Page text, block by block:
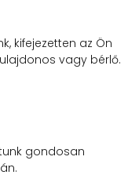
kifejezetten az Ön
vagy bérlő.
gondosan